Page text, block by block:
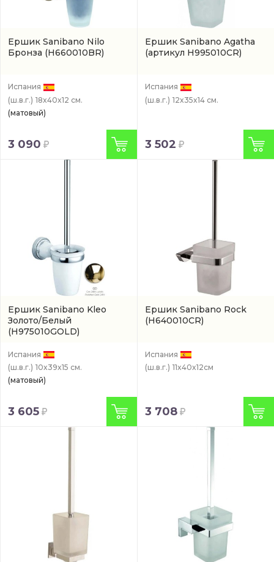
Ершик Sanibano Nilo
Бронза (H660010BR)
Испания
(ш.в.г.) 18x40x12 см.
(матовый)
3 090
Ершик Sanibano Agatha
(артикул H995010CR)
Испания
(ш.в.г.) 12x35x14 см.
3 502
Ершик Sanibano Kleo
Золото/Белый
(H975010GOLD)
Испания
(ш.в.г.) 10x39x15 см.
(матовый)
3 605
Ершик Sanibano Rock
(H640010CR)
Испания
(ш.в.г.) 11x40x12см
3 708